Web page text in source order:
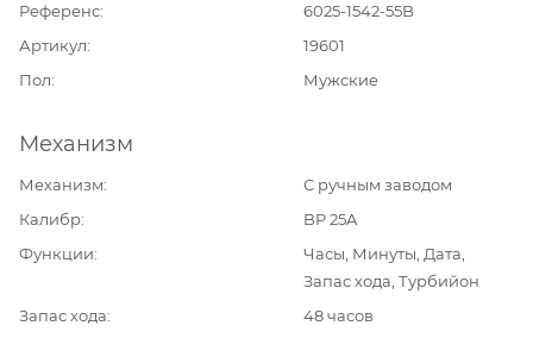
Референс
6025-1542-55B
Артикул
19601
Пол
Мужские
Механизм
Механизм
С ручным заводом
Калибр
BP 25A
Функции
Часы, Минуты, Дата,
Запас хода, Турбийон
Запас хода
48 часов